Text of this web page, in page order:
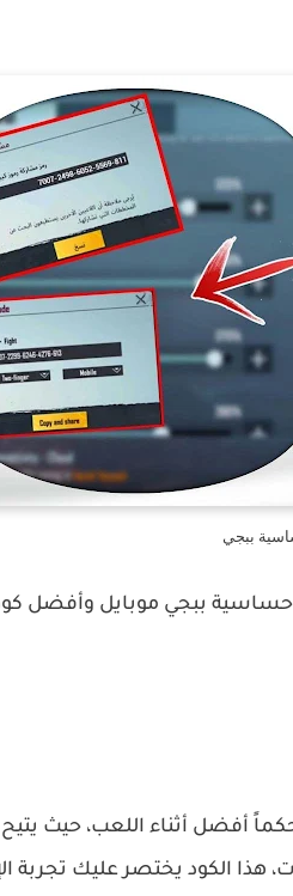
ببجي
ببجي موبايل وأفضل
أفضل أثناء اللعب، حيث
الكود يختصر عليك تجربة